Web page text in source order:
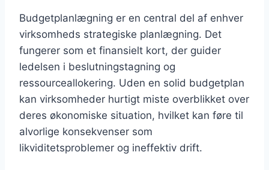
Budgetplanlægning er en central del af enhver
virksomheds strategiske planlægning. Det
fungerer som et finansielt kort, der guider
ledelsen i beslutningstagning og
ressourceallokering. Uden en solid budgetplan
kan virksomheder hurtigt miste overblikket over
deres økonomiske situation, hvilket kan føre til
alvorlige konsekvenser som
likviditetsproblemer og ineffektiv drift.